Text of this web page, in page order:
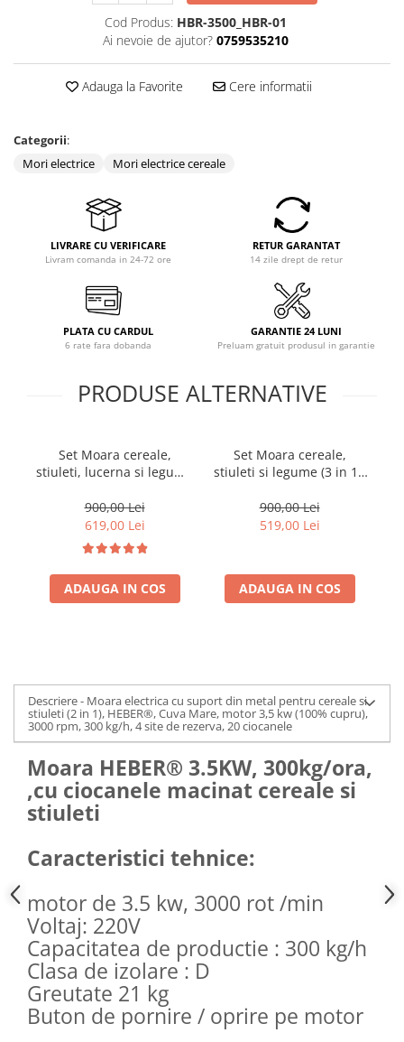
Betoniere si vibratoare beton
Accesorii beton
Betoniere
Motocultoare
Produse uz casnic
Seminee electrice
Convectoare si aeroterme electrice
Cod Produs: HBR-3500_HBR-01
Ai nevoie de ajutor? 0759535210
Adauga la Favorite Cere informatii
Categorii:
Mori electrice
Mori electrice cereale
LIVRARE CU VERIFICARE
Livram comanda in 24-72 ore
RETUR GARANTAT
14 zile drept de retur
PLATA CU CARDUL
6 rate fara dobanda
GARANTIE 24 LUNI
Preluam gratuit produsul in garantie
PRODUSE ALTERNATIVE
Set Moara cereale,
stiuleti, lucerna si legume
300Kg/Ora, cu ciocanele +
razatoare + cutite +
suport
900,00 Lei
619,00 Lei
ADAUGA IN COS
Set Moara cereale,
stiuleti si legume (3 in 1),
300Kg/Ora, + suport din
metal
900,00 Lei
519,00 Lei
ADAUGA IN COS
Descriere - Moara electrica cu suport din metal pentru cereale si
stiuleti (2 in 1), HEBER®, Cuva Mare, motor 3,5 kw (100% cupru),
3000 rpm, 300 kg/h, 4 site de rezerva, 20 ciocanele
Moara HEBER® 3.5KW, 300kg/ora,
,cu ciocanele macinat cereale si
stiuleti
Caracteristici tehnice:
motor de 3.5 kw, 3000 rot /min
Voltaj: 220V
Capacitatea de productie : 300 kg/h
Clasa de izolare : D
Greutate 21 kg
Buton de pornire / oprire pe motor